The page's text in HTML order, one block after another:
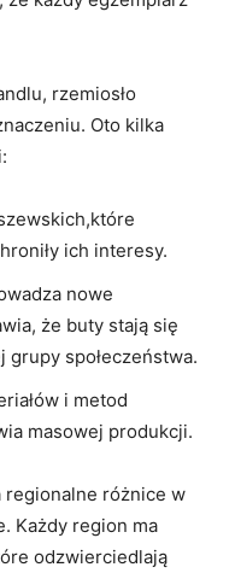
rzemiosło
Oto kilka
ich interesy.
nowe
że buty stają się
społeczeństwa.
i metod
masowej produkcji.
regionalne różnice w
Każdy region ma
odzwierciedlają